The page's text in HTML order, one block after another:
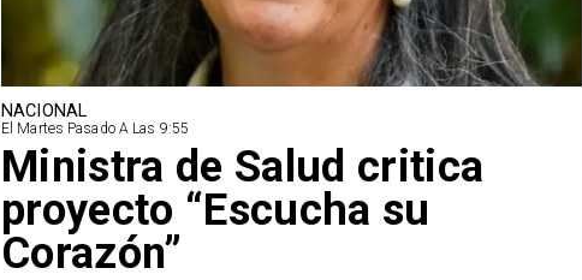
NACIONAL
El Martes Pasado A Las 9:55
Ministra de Salud critica
proyecto “Escucha su
Corazón”